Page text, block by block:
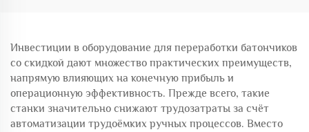
Инвестиции в оборудование для переработки батончиков
со скидкой дают множество практических преимуществ,
напрямую влияющих на конечную прибыль и
операционную эффективность. Прежде всего, такие
станки значительно снижают трудозатраты за счёт
автоматизации трудоёмких ручных процессов. Вместо